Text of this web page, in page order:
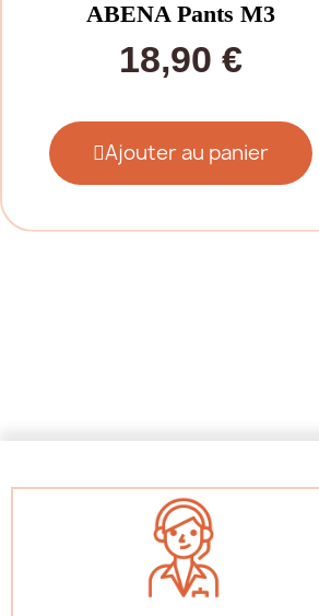
ABENA Pants M3
18,90 €
Ajouter au panier